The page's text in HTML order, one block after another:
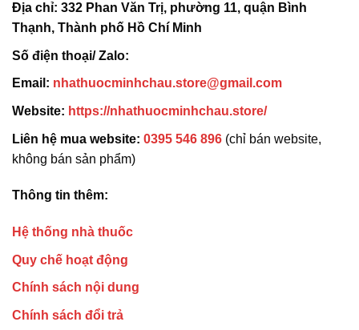
Địa chỉ: 332 Phan Văn Trị, phường 11, quận Bình
Thạnh, Thành phố Hồ Chí Minh
Số điện thoại/ Zalo:
Email: nhathuocminhchau.store@gmail.com
Website: https://nhathuocminhchau.store/
Liên hệ mua website: 0395 546 896 (chỉ bán website,
không bán sản phẩm)
Thông tin thêm:
Hệ thống nhà thuốc
Quy chế hoạt động
Chính sách nội dung
Chính sách đổi trả